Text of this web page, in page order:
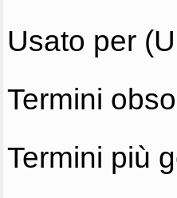
Usato per
Termini
Termini più